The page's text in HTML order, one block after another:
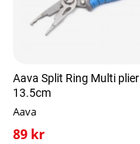
Aava Split Ring Multi plier
13.5cm
Aava
89 kr